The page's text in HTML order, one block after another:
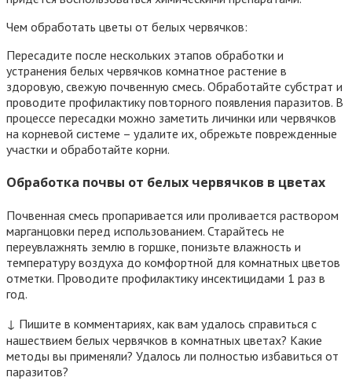
Чем обработать цветы от белых червячков:
Пересадите после нескольких этапов обработки и
устранения белых червячков комнатное растение в
здоровую, свежую почвенную смесь. Обработайте субстрат и
проводите профилактику повторного появления паразитов. В
процессе пересадки можно заметить личинки или червячков
на корневой системе – удалите их, обрежьте поврежденные
участки и обработайте корни.
Обработка почвы от белых червячков в цветах
Почвенная смесь пропаривается или проливается раствором
марганцовки перед использованием. Старайтесь не
переувлажнять землю в горшке, понизьте влажность и
температуру воздуха до комфортной для комнатных цветов
отметки. Проводите профилактику инсектицидами 1 раз в
год.
↓ Пишите в комментариях, как вам удалось справиться с
нашествием белых червячков в комнатных цветах? Какие
методы вы применяли? Удалось ли полностью избавиться от
паразитов?